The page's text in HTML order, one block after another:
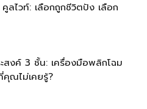
ลไวท์: เลือกถูกชีวิตปัง เลือก
ะสงค์ 3 ชั้น: เครื่องมือพลิกโฉม
คุณไม่เคยรู้?